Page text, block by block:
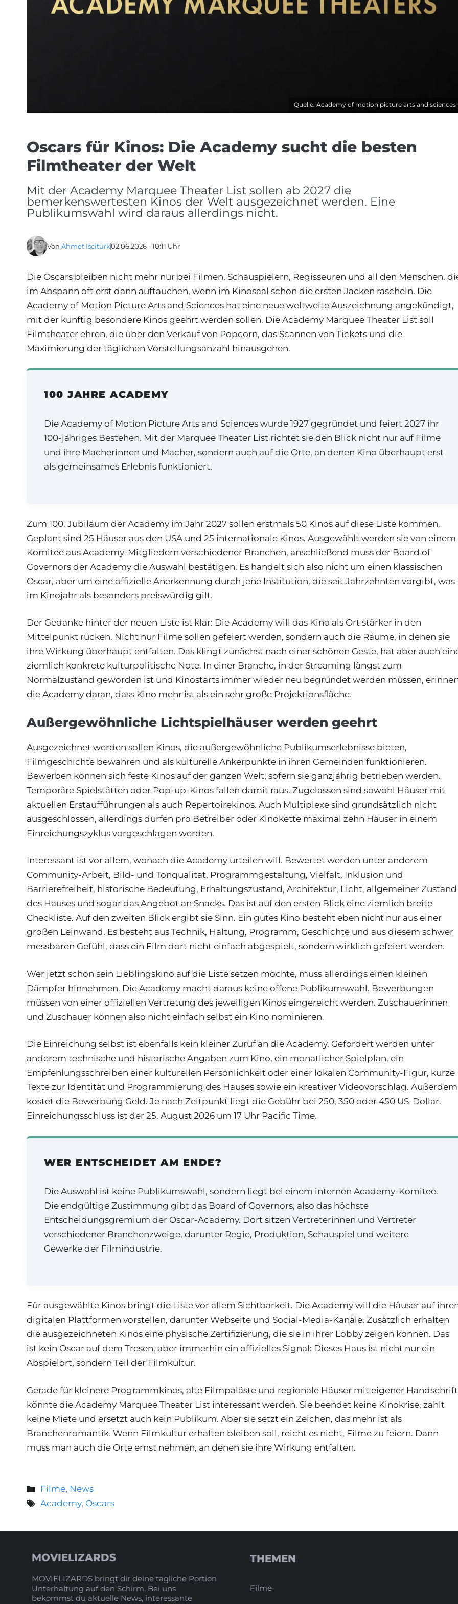
Quelle: Academy of motion picture arts and sciences
Oscars für Kinos: Die Academy sucht die besten
Filmtheater der Welt
Mit der Academy Marquee Theater List sollen ab 2027 die
bemerkenswertesten Kinos der Welt ausgezeichnet werden. Eine
Publikumswahl wird daraus allerdings nicht.
Von Ahmet Iscitürk02.06.2026 - 10:11 Uhr
Die Oscars bleiben nicht mehr nur bei Filmen, Schauspielern, Regisseuren und all den Menschen,
im Abspann oft erst dann auftauchen, wenn im Kinosaal schon die ersten Jacken rascheln. Die
Academy of Motion Picture Arts and Sciences hat eine neue weltweite Auszeichnung angekündigt,
mit der künftig besondere Kinos geehrt werden sollen. Die Academy Marquee Theater List soll
Filmtheater ehren, die über den Verkauf von Popcorn, das Scannen von Tickets und die
Maximierung der täglichen Vorstellungsanzahl hinausgehen.
100 JAHRE ACADEMY
Die Academy of Motion Picture Arts and Sciences wurde 1927 gegründet und feiert 2027 ihr
100-jähriges Bestehen. Mit der Marquee Theater List richtet sie den Blick nicht nur auf Filme
und ihre Macherinnen und Macher, sondern auch auf die Orte, an denen Kino überhaupt erst
als gemeinsames Erlebnis funktioniert.
Zum 100. Jubiläum der Academy im Jahr 2027 sollen erstmals 50 Kinos auf diese Liste kommen.
Geplant sind 25 Häuser aus den USA und 25 internationale Kinos. Ausgewählt werden sie von einem
Komitee aus Academy-Mitgliedern verschiedener Branchen, anschließend muss der Board of
Governors der Academy die Auswahl bestätigen. Es handelt sich also nicht um einen klassischen
Oscar, aber um eine offizielle Anerkennung durch jene Institution, die seit Jahrzehnten vorgibt, was
im Kinojahr als besonders preiswürdig gilt.
Der Gedanke hinter der neuen Liste ist klar: Die Academy will das Kino als Ort stärker in den
Mittelpunkt rücken. Nicht nur Filme sollen gefeiert werden, sondern auch die Räume, in denen sie
ihre Wirkung überhaupt entfalten. Das klingt zunächst nach einer schönen Geste, hat aber auch
ziemlich konkrete kulturpolitische Note. In einer Branche, in der Streaming längst zum
Normalzustand geworden ist und Kinostarts immer wieder neu begründet werden müssen,
die Academy daran, dass Kino mehr ist als ein sehr große Projektionsfläche.
Außergewöhnliche Lichtspielhäuser werden geehrt
Ausgezeichnet werden sollen Kinos, die außergewöhnliche Publikumserlebnisse bieten,
Filmgeschichte bewahren und als kulturelle Ankerpunkte in ihren Gemeinden funktionieren.
Bewerben können sich feste Kinos auf der ganzen Welt, sofern sie ganzjährig betrieben werden.
Temporäre Spielstätten oder Pop-up-Kinos fallen damit raus. Zugelassen sind sowohl Häuser mit
aktuellen Erstaufführungen als auch Repertoirekinos. Auch Multiplexe sind grundsätzlich nicht
ausgeschlossen, allerdings dürfen pro Betreiber oder Kinokette maximal zehn Häuser in einem
Einreichungszyklus vorgeschlagen werden.
Interessant ist vor allem, wonach die Academy urteilen will. Bewertet werden unter anderem
Community-Arbeit, Bild- und Tonqualität, Programmgestaltung, Vielfalt, Inklusion und
Barrierefreiheit, historische Bedeutung, Erhaltungszustand, Architektur, Licht, allgemeiner Zustand
des Hauses und sogar das Angebot an Snacks. Das ist auf den ersten Blick eine ziemlich breite
Checkliste. Auf den zweiten Blick ergibt sie Sinn. Ein gutes Kino besteht eben nicht nur aus einer
großen Leinwand. Es besteht aus Technik, Haltung, Programm, Geschichte und aus diesem schwer
messbaren Gefühl, dass ein Film dort nicht einfach abgespielt, sondern wirklich gefeiert werden.
Wer jetzt schon sein Lieblingskino auf die Liste setzen möchte, muss allerdings einen kleinen
Dämpfer hinnehmen. Die Academy macht daraus keine offene Publikumswahl. Bewerbungen
müssen von einer offiziellen Vertretung des jeweiligen Kinos eingereicht werden. Zuschauerinnen
und Zuschauer können also nicht einfach selbst ein Kino nominieren.
Die Einreichung selbst ist ebenfalls kein kleiner Zuruf an die Academy. Gefordert werden unter
anderem technische und historische Angaben zum Kino, ein monatlicher Spielplan, ein
Empfehlungsschreiben einer kulturellen Persönlichkeit oder einer lokalen Community-Figur, kurze
Texte zur Identität und Programmierung des Hauses sowie ein kreativer Videovorschlag. Außerdem
kostet die Bewerbung Geld. Je nach Zeitpunkt liegt die Gebühr bei 250, 350 oder 450 US-Dollar.
Einreichungsschluss ist der 25. August 2026 um 17 Uhr Pacific Time.
WER ENTSCHEIDET AM ENDE?
Die Auswahl ist keine Publikumswahl, sondern liegt bei einem internen Academy-Komitee.
Die endgültige Zustimmung gibt das Board of Governors, also das höchste
Entscheidungsgremium der Oscar-Academy. Dort sitzen Vertreterinnen und Vertreter
verschiedener Branchenzweige, darunter Regie, Produktion, Schauspiel und weitere
Gewerke der Filmindustrie.
Für ausgewählte Kinos bringt die Liste vor allem Sichtbarkeit. Die Academy will die Häuser auf
digitalen Plattformen vorstellen, darunter Webseite und Social-Media-Kanäle. Zusätzlich erhalten
die ausgezeichneten Kinos eine physische Zertifizierung, die sie in ihrer Lobby zeigen können. Das
ist kein Oscar auf dem Tresen, aber immerhin ein offizielles Signal: Dieses Haus ist nicht nur ein
Abspielort, sondern Teil der Filmkultur.
Gerade für kleinere Programmkinos, alte Filmpaläste und regionale Häuser mit eigener Handschrift
könnte die Academy Marquee Theater List interessant werden. Sie beendet keine Kinokrise, zahlt
keine Miete und ersetzt auch kein Publikum. Aber sie setzt ein Zeichen, das mehr ist als
Branchenromantik. Wenn Filmkultur erhalten bleiben soll, reicht es nicht, Filme zu feiern. Dann
muss man auch die Orte ernst nehmen, an denen sie ihre Wirkung entfalten.
Kategorien
Filme, News
Schlagwörter
Academy, Oscars
MOVIELIZARDS
MOVIELIZARDS bringt dir deine tägliche Portion
Unterhaltung auf den Schirm. Bei uns
bekommst du aktuelle News, interessante
THEMEN
Filme